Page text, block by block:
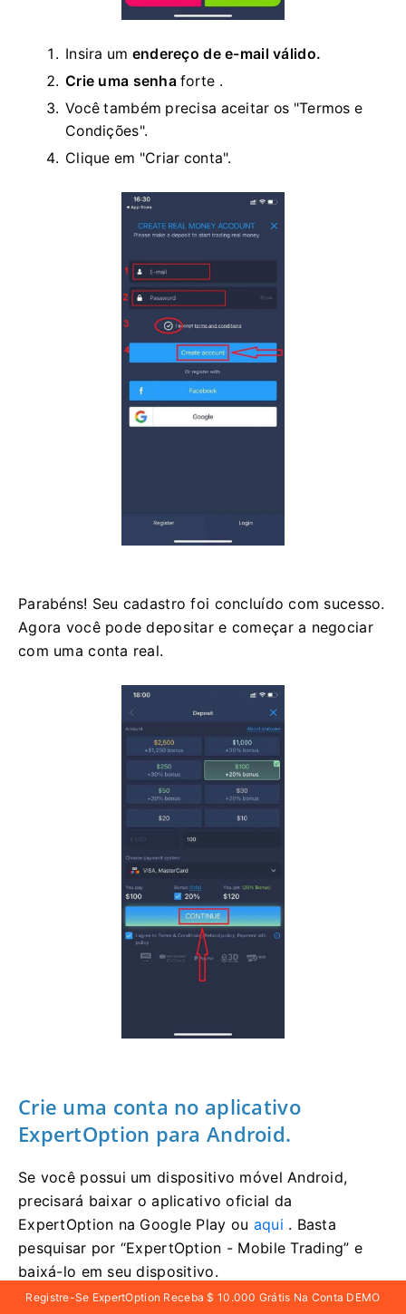
Insira um endereço de e-mail válido.
Crie uma senha forte .
Você também precisa aceitar os "Termos e
Condições".
Clique em "Criar conta".
Parabéns! Seu cadastro foi concluído com sucesso.
Agora você pode depositar e começar a negociar
com uma conta real.
Crie uma conta no aplicativo
ExpertOption para Android.
Se você possui um dispositivo móvel Android,
precisará baixar o aplicativo oficial da
ExpertOption na Google Play ou aqui . Basta
pesquisar por “ExpertOption - Mobile Trading” e
baixá-lo em seu dispositivo.
Registre-Se ExpertOption Receba $ 10.000 Grátis Na Conta DEMO